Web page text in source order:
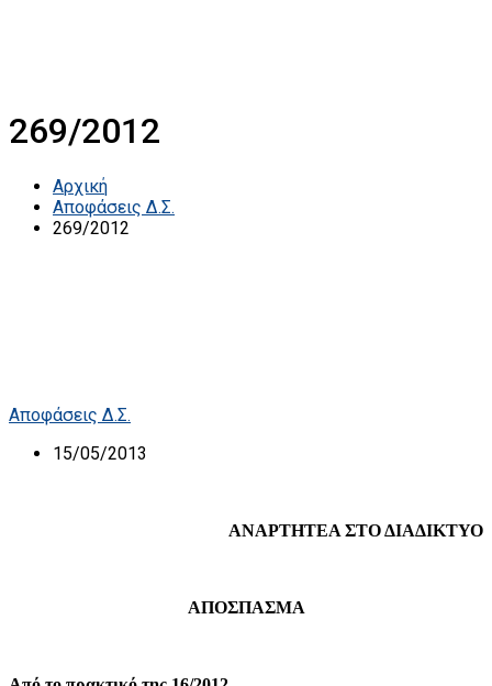
269/2012
Αρχική
Αποφάσεις Δ.Σ.
269/2012
Αποφάσεις Δ.Σ.
15/05/2013
ΑΝΑΡΤΗΤΕΑ ΣΤΟ ΔΙΑΔΙΚΤΥΟ
ΑΠΟΣΠΑΣΜΑ